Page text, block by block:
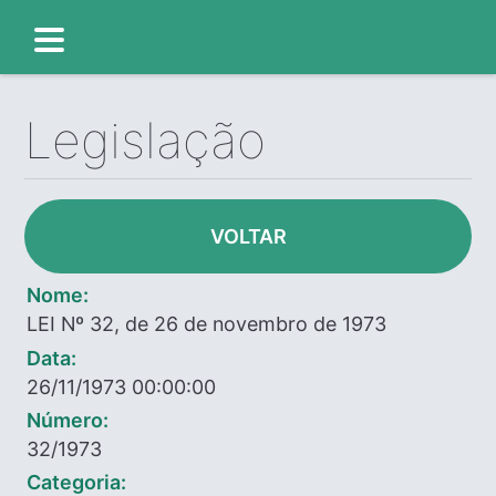
Legislação
VOLTAR
Nome:
LEI Nº 32, de 26 de novembro de 1973
Data:
26/11/1973 00:00:00
Número:
32/1973
Categoria: